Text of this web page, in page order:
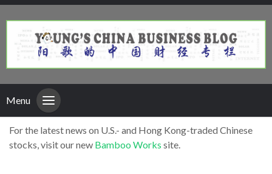
Menu
For the latest news on U.S.- and Hong Kong-traded Chinese
stocks, visit our new Bamboo Works site.